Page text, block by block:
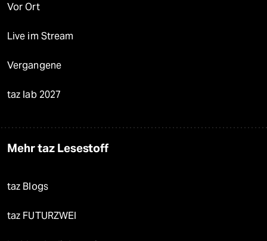
Vor Ort
Live im Stream
Vergangene
taz lab 2027
Mehr taz Lesestoff
taz Blogs
taz FUTURZWEI